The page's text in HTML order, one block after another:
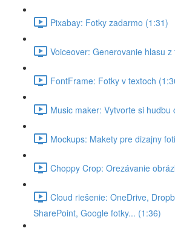
Pixabay: Fotky zadarmo (1:31)
Voiceover: Generovanie hlasu
FontFrame: Fotky v textoch
Music maker: Vytvorte si hudbu
Mockups: Makety pre dizajny
Choppy Crop: Orezávanie
Cloud riešenie: OneDrive,
SharePoint, Google fotky... (1:36)